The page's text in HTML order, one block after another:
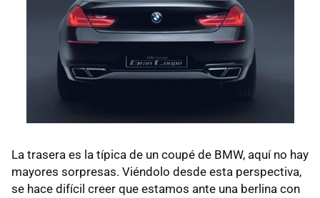
La trasera es la típica de un coupé de BMW, aquí no hay
mayores sorpresas. Viéndolo desde esta perspectiva,
se hace difícil creer que estamos ante una berlina con